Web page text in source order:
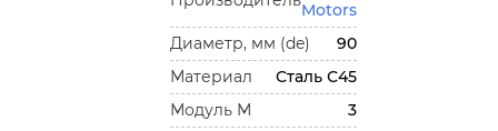
Motors
Диаметр, мм (de)
90
Материал
Сталь С45
Модуль М
3